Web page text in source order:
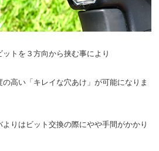
トを３方向から挟む事により
高い「キレイな穴あけ」が可能になりま
りはビット交換の際にやや手間がかかり